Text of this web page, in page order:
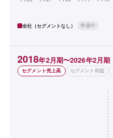
全社（セグメントなし） 準備中
2018年2月期〜2026年2月期
セグメント売上高 セグメント利益